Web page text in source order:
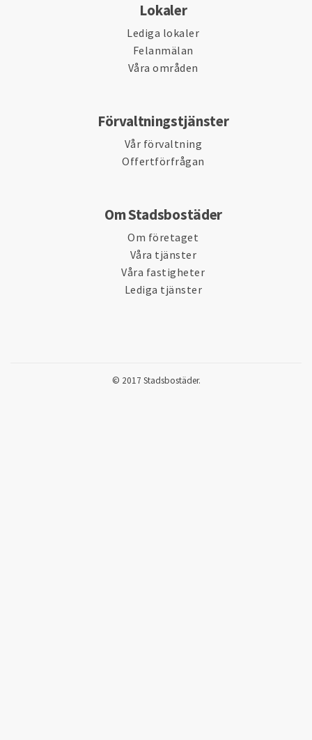
Lokaler
Lediga lokaler
Felanmälan
Våra områden
Förvaltningstjänster
Vår förvaltning
Offertförfrågan
Om Stadsbostäder
Om företaget
Våra tjänster
Våra fastigheter
Lediga tjänster
© 2017 Stadsbostäder.